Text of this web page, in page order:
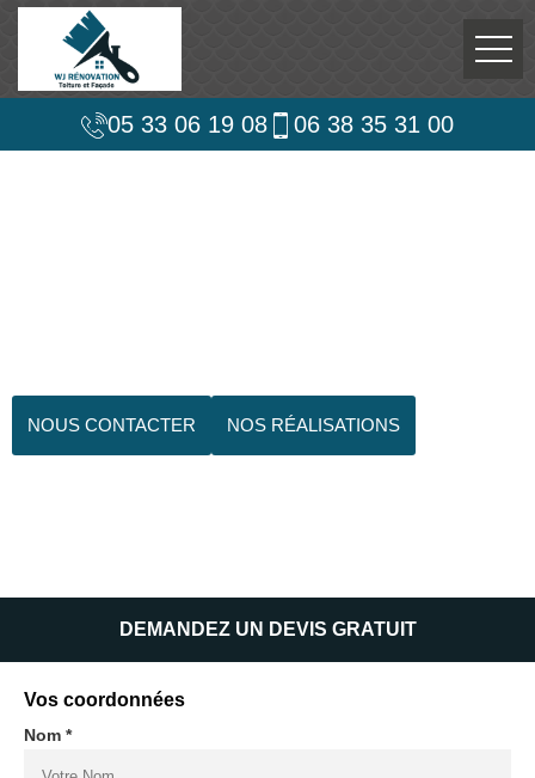
05 33 06 19 08 06 38 35 31 00
NOUS CONTACTER NOS RÉALISATIONS
DEMANDEZ UN DEVIS GRATUIT
Vos coordonnées
Nom *